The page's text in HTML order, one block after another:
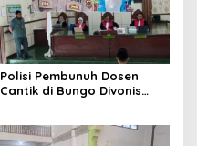
Polisi Pembunuh Dosen
Cantik di Bungo Divonis